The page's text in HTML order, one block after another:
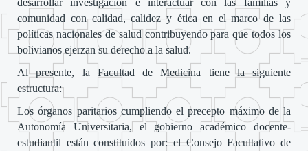
comunidad con calidad, calidez y ética en el marco de las
políticas nacionales de salud contribuyendo para que todos los
bolivianos ejerzan su derecho a la salud.
Al presente, la Facultad de Medicina tiene la siguiente
estructura:
Los órganos paritarios cumpliendo el precepto máximo de la
Autonomía Universitaria, el gobierno académico docente-
estudiantil están constituidos por: el Consejo Facultativo de